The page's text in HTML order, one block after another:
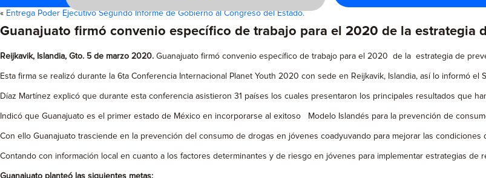
« Entrega Poder Ejecutivo Segundo Informe de Gobierno al Congreso del Estado.
Guanajuato firmó convenio específico de trabajo para el 2020 de la estrategia
Reijkavik, Islandia, Gto. 5 de marzo 2020. Guanajuato firmó convenio específico de trabajo para el 2020 de la estrategia de
Esta firma se realizó durante la 6ta Conferencia Internacional Planet Youth 2020 con sede en Reijkavik, Islandia, así lo informó el
Díaz Martínez explicó que durante esta conferencia asistieron 31 países los cuales presentaron los principales resultados que
Indicó que Guanajuato es el primer estado de México en incorporarse al exitoso Modelo Islandés para la prevención de
Con ello Guanajuato trasciende en la prevención del consumo de drogas en jóvenes coadyuvando para mejorar las
Contando con información local en cuanto a los factores determinantes y de riesgo en jóvenes para implementar estrategias de
Guanajuato planteó las siguientes metas: